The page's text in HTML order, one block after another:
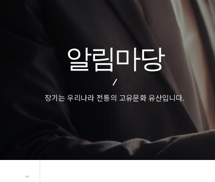
아마기사 정보
장기대회 일정
자료실
알림마당
장기는 우리나라 전통의 고유문화 유산입니다.